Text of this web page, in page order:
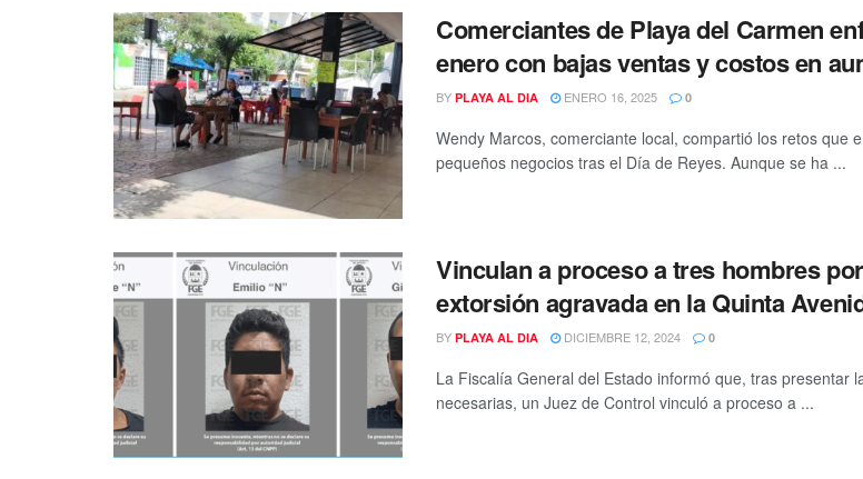
Comerciantes de Playa del Carmen
enero con bajas ventas y costos en
BY PLAYA AL DIA ENERO 16, 2025 0
Wendy Marcos, comerciante local, compartió los retos que
pequeños negocios tras el Día de Reyes. Aunque se ha ...
Vinculan a proceso a tres hombres por
extorsión agravada en la Quinta
BY PLAYA AL DIA DICIEMBRE 12, 2024 0
La Fiscalía General del Estado informó que, tras presentar
necesarias, un Juez de Control vinculó a proceso a ...